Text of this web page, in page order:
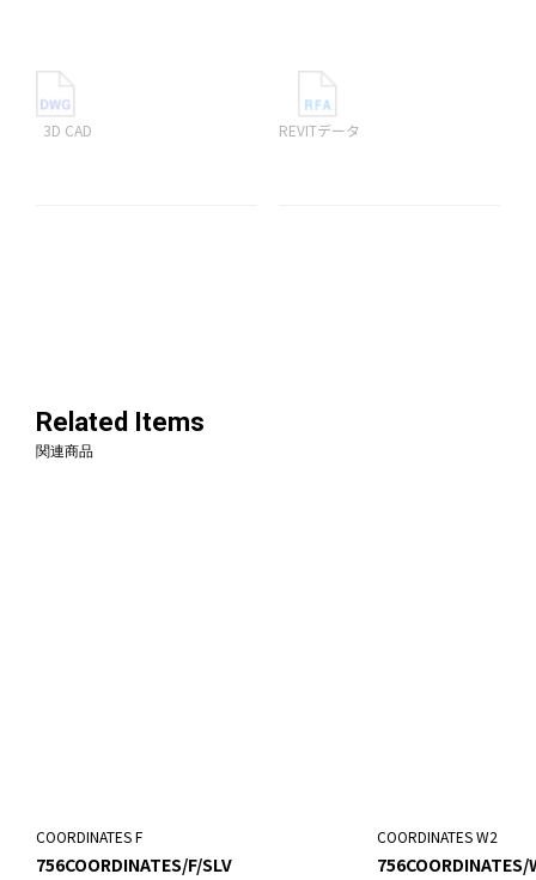
3D CAD REVITデータ
Related Items
関連商品
COORDINATES F
756COORDINATES/F/SLV
COORDINATES W2
756COORDINATES/